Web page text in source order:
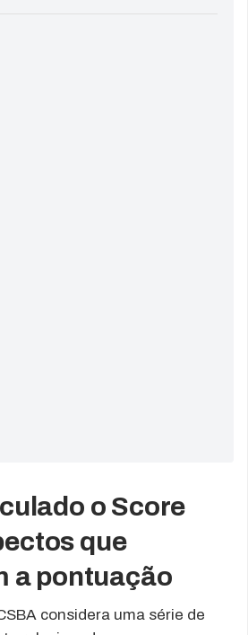
o Score
que
a pontuação
considera uma série de